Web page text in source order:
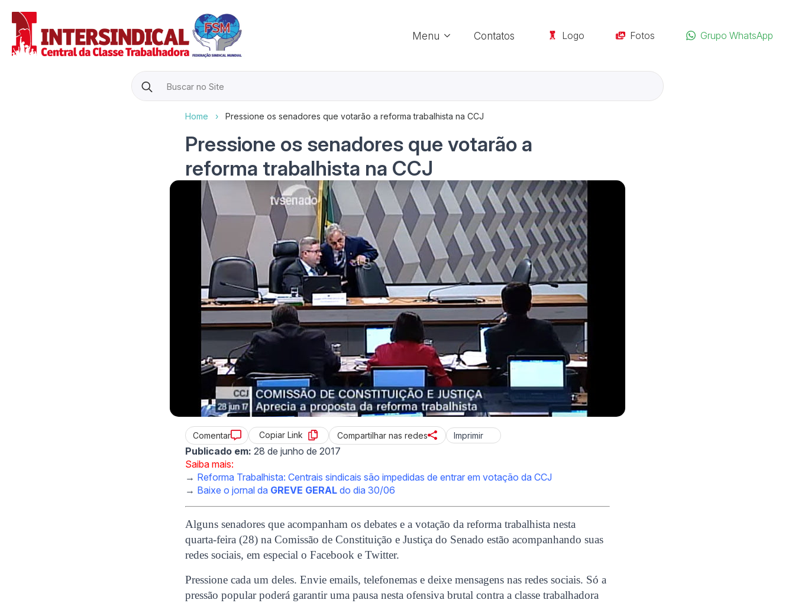
Menu Contatos Logo Fotos Grupo WhatsApp
Search
for:
Home › Pressione os senadores que votarão a reforma trabalhista na CCJ
Pressione os senadores que votarão a
reforma trabalhista na CCJ
Comentar Copiar Link Compartilhar nas redes Imprimir
Publicado em: 28 de junho de 2017
Saiba mais:
→ Reforma Trabalhista: Centrais sindicais são impedidas de entrar em votação da CCJ
→ Baixe o jornal da GREVE GERAL do dia 30/06
Alguns senadores que acompanham os debates e a votação da reforma trabalhista nesta
quarta-feira (28) na Comissão de Constituição e Justiça do Senado estão acompanhando suas
redes sociais, em especial o Facebook e Twitter.
Pressione cada um deles. Envie emails, telefonemas e deixe mensagens nas redes sociais. Só a
pressão popular poderá garantir uma pausa nesta ofensiva brutal contra a classe trabalhadora